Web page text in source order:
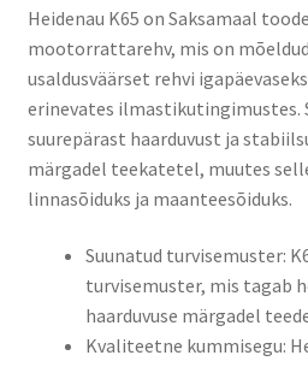
Heidenau K65 on Saksamaal
mootorrattarehv, mis on
usaldusväärset rehvi
erinevates ilmastikutingimustes.
suurepärast haarduvust ja
märgadel teekatetel, muutes
linnasõiduks ja maanteesõiduks.
Suunatud turvisemuster:
turvisemuster, mis tagab
haarduvuse märgadel
Kvaliteetne kummisegu: